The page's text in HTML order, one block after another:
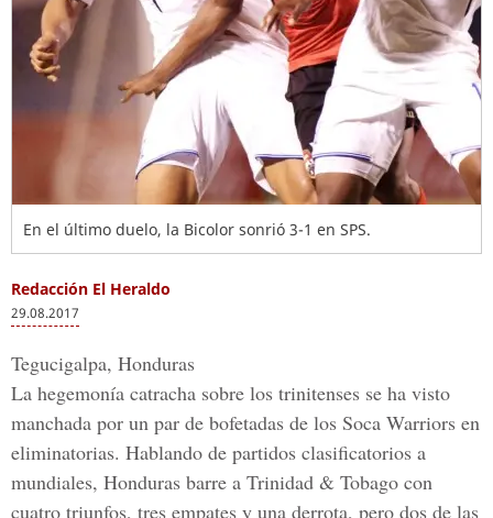
En el último duelo, la Bicolor sonrió 3-1 en SPS.
Redacción El Heraldo
29.08.2017
Tegucigalpa, Honduras
La hegemonía catracha sobre los trinitenses se ha visto
manchada por un par de bofetadas de los Soca Warriors en
eliminatorias. Hablando de partidos clasificatorios a
mundiales, Honduras barre a Trinidad & Tobago con
cuatro triunfos, tres empates y una derrota, pero dos de las